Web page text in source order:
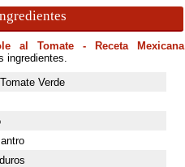
al Tomate - Receta Mexicana
ingredientes.
Verde